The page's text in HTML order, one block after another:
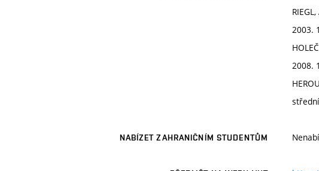
2003.
2008.
NABÍZET ZAHRANIČNÍM STUDENTŮM